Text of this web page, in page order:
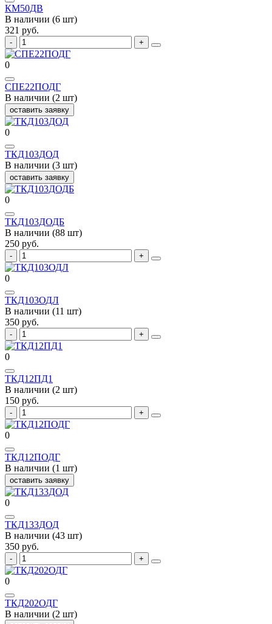
КМ50ДВ
В наличии (6 шт)
321 руб.
0
СПЕ22ПОДГ
В наличии (2 шт)
оставить заявку
0
ТКД103ДОД
В наличии (3 шт)
оставить заявку
0
ТКД103ДОДБ
В наличии (88 шт)
250 руб.
0
ТКД103ОДЛ
В наличии (11 шт)
350 руб.
0
ТКД12ПД1
В наличии (2 шт)
150 руб.
0
ТКД12ПОДГ
В наличии (1 шт)
оставить заявку
0
ТКД133ДОД
В наличии (43 шт)
350 руб.
0
ТКД202ОДГ
В наличии (2 шт)